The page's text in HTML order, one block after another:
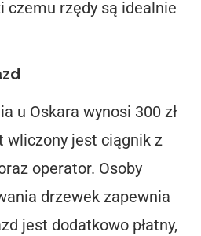
czemu rzędy są idealnie
u Oskara wynosi 300 zł
wliczony jest ciągnik z
operator. Osoby
drzewek zapewnia
jest dodatkowo płatny,